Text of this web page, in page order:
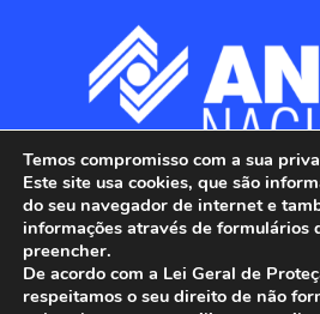
Temos compromisso com a sua
Este site usa cookies, que são
do seu navegador de internet e
informações através de formulários
preencher.
De acordo com a Lei Geral de
respeitamos o seu direito de não